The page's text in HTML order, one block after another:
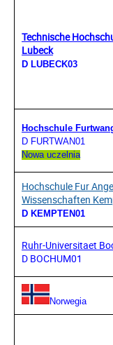
Technische
Lubeck
D LUBECK03
Hochschule
D FURTWAN01
Nowa uczelnia
Hochschule Fur
Wissenschaften
D KEMPTEN01
Ruhr-Universitaet
D BOCHUM01
Norwegia